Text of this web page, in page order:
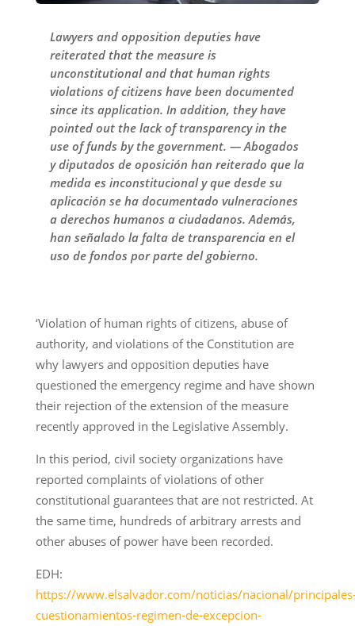
Lawyers and opposition deputies have
reiterated that the measure is
unconstitutional and that human rights
violations of citizens have been documented
since its application. In addition, they have
pointed out the lack of transparency in the
use of funds by the government. — Abogados
y diputados de oposición han reiterado que la
medida es inconstitucional y que desde su
aplicación se ha documentado vulneraciones
a derechos humanos a ciudadanos. Además,
han señalado la falta de transparencia en el
uso de fondos por parte del gobierno.
‘Violation of human rights of citizens, abuse of
authority, and violations of the Constitution are
why lawyers and opposition deputies have
questioned the emergency regime and have shown
their rejection of the extension of the measure
recently approved in the Legislative Assembly.
In this period, civil society organizations have
reported complaints of violations of other
constitutional guarantees that are not restricted. At
the same time, hundreds of arbitrary arrests and
other abuses of power have been recorded.
EDH:
https://www.elsalvador.com/noticias/nacional/
cuestionamientos-regimen-de-excepcion-